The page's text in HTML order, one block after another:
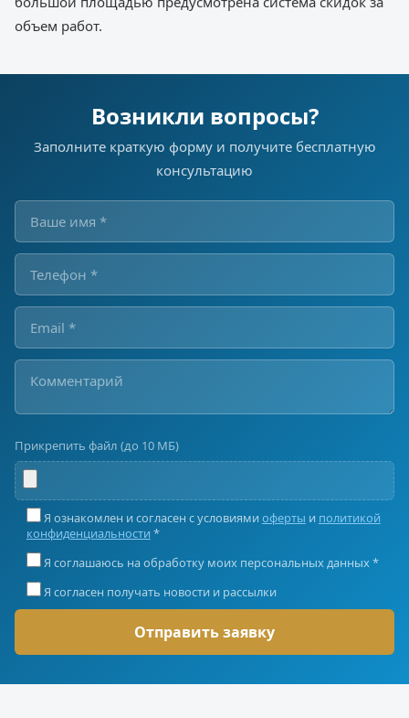
объем работ.
Возникли вопросы?
Заполните краткую форму и получите бесплатную
консультацию
Прикрепить файл (до 10 МБ)
Я ознакомлен и согласен с условиями оферты и политикой
конфиденциальности *
Я соглашаюсь на обработку моих персональных данных *
Я согласен получать новости и рассылки